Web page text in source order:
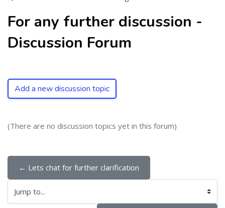
For any further discussion -
Discussion Forum
Add a new discussion topic
(There are no discussion topics yet in this forum)
← Lets chat for further clarification
Jump to...